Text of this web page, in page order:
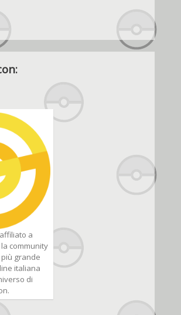
a
community
grande
italiana
di